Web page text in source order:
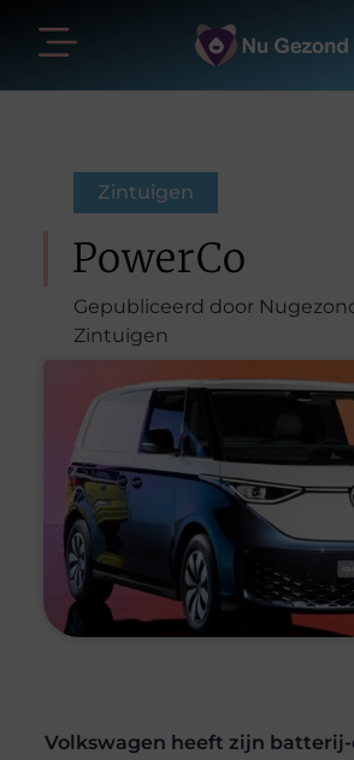
Zintuigen
PowerCo
Gepubliceerd door
Zintuigen
Volkswagen heeft zijn